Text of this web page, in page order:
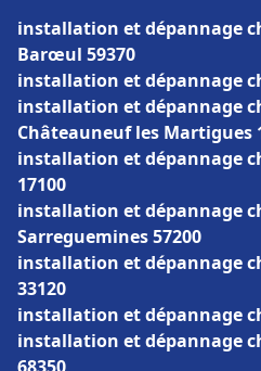
installation et dépannage
Barœul 59370
installation et dépannage
installation et dépannage
Châteauneuf les Martigues
installation et dépannage
17100
installation et dépannage
Sarreguemines 57200
installation et dépannage
33120
installation et dépannage
installation et dépannage